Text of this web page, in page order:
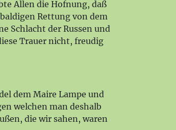
Allen die Hofnung, daß
Rettung von dem
Schlacht der Russen und
Trauer nicht, freudig
dem Maire Lampe und
welchen man deshalb
die wir sahen, waren